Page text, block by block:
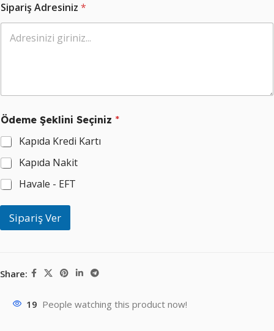
i
p
i
n
i
z
Ş
e
k
i
i
Sipariş Adresiniz *
Ödeme Şeklini Seçiniz *
Kapıda Kredi Kartı
Kapıda Nakit
Havale - EFT
Sipariş Ver
Share:
19 People watching this product now!